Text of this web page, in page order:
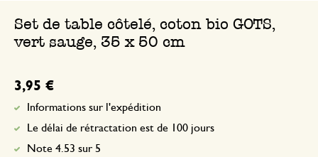
Set de table côtelé, coton bio GOTS,
vert sauge, 35 x 50 cm
3,95 €
Informations sur l'expédition
Le délai de rétractation est de 100 jours
Note 4.53 sur 5